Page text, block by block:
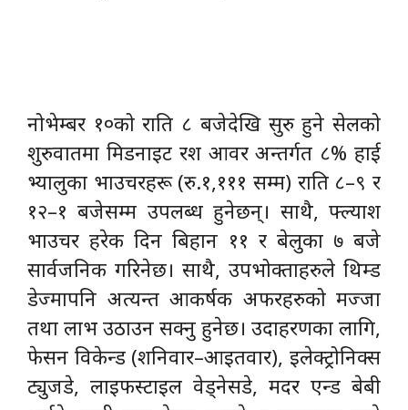
नोभेम्बर १०को राति ८ बजेदेखि सुरु हुने सेलको
शुरुवातमा मिडनाइट रश आवर अन्तर्गत ८% हाई
भ्यालुका भाउचरहरू (रु.१,१११ सम्म) राति ८–९ र
१२–१ बजेसम्म उपलब्ध हुनेछन्। साथै, फ्ल्याश
भाउचर हरेक दिन बिहान ११ र बेलुका ७ बजे
सार्वजनिक गरिनेछ। साथै, उपभोक्ताहरुले थिम्ड
डेज्मापनि अत्यन्त आकर्षक अफरहरुको मज्जा
तथा लाभ उठाउन सक्नु हुनेछ। उदाहरणका लागि,
फेसन विकेन्ड (शनिवार–आइतवार), इलेक्ट्रोनिक्स
ट्युजडे, लाइफस्टाइल वेड्नेसडे, मदर एन्ड बेबी